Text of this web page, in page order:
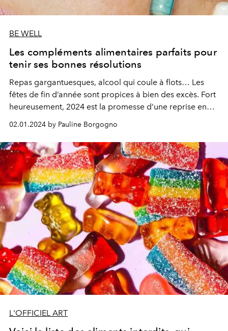
BE WELL
Les compléments alimentaires parfaits pour
tenir ses bonnes résolutions
Repas gargantuesques, alcool qui coule à flots… Les
fêtes de fin d’année sont propices à bien des excès. Fort
heureusement, 2024 est la promesse d’une reprise en
main avec les habituelles bonnes résolutions
alimentaires et sportives. Voici quelques compléments
sains et réjouissants pour vous accompagner le long de
votre (ré)équilibrage.
02.01.2024 by Pauline Borgogno
L'OFFICIEL ART